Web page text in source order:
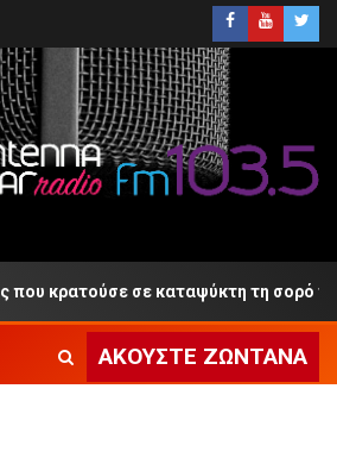
σε καταψύκτη τη σορό του
ΑΚΟΎΣΤΕ ΖΩΝΤΑΝΆ